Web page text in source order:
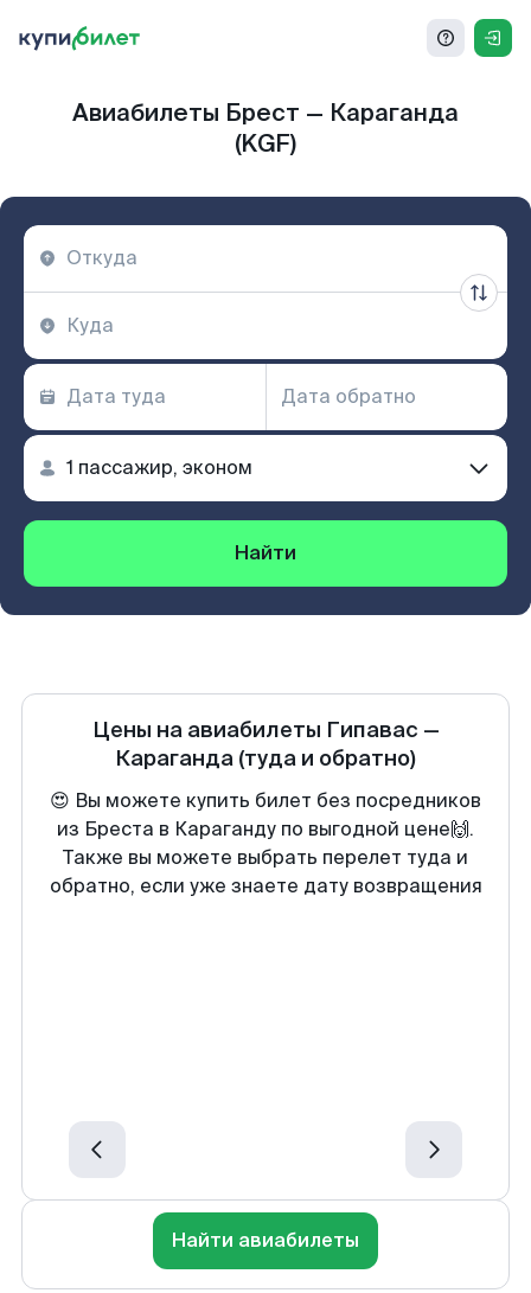
Авиабилеты Брест — Караганда
(KGF)
Найти
Цены на авиабилеты Гипавас —
Караганда (туда и обратно)
😍 Вы можете купить билет без посредников
из Бреста в Караганду по выгодной цене🙌.
Также вы можете выбрать перелет туда и
обратно, если уже знаете дату возвращения
Найти авиабилеты